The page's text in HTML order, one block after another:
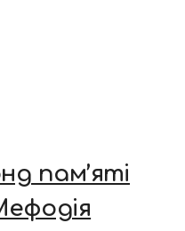
пам’яті